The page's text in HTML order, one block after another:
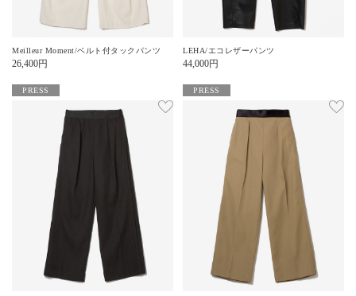
Meilleur Moment/ベルト付タックパンツ
26,400円
LEHA/エコレザーパンツ
44,000円
PRESS PRESS